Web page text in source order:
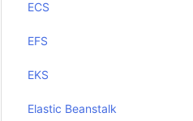
ECS
EFS
EKS
Elastic Beanstalk